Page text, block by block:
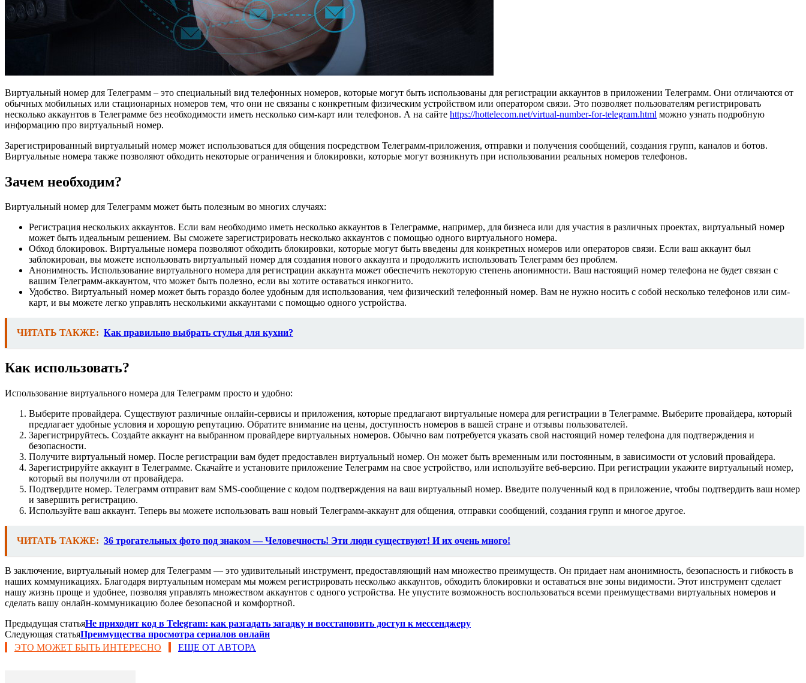
Виртуальный номер для Телеграмм – это специальный вид телефонных номеров, которые могут быть использованы для регистрации аккаунтов в приложении Телеграмм. Они отличаются от
обычных мобильных или стационарных номеров тем, что они не связаны с конкретным физическим устройством или оператором связи. Это позволяет пользователям регистрировать
несколько аккаунтов в Телеграмме без необходимости иметь несколько сим-карт или телефонов. А на сайте https://hottelecom.net/virtual-number-for-telegram.html можно узнать подробную
информацию про виртуальный номер.
Зарегистрированный виртуальный номер может использоваться для общения посредством Телеграмм-приложения, отправки и получения сообщений, создания групп, каналов и ботов.
Виртуальные номера также позволяют обходить некоторые ограничения и блокировки, которые могут возникнуть при использовании реальных номеров телефонов.
Зачем необходим?
Виртуальный номер для Телеграмм может быть полезным во многих случаях:
Регистрация нескольких аккаунтов. Если вам необходимо иметь несколько аккаунтов в Телеграмме, например, для бизнеса или для участия в различных проектах, виртуальный номер
может быть идеальным решением. Вы сможете зарегистрировать несколько аккаунтов с помощью одного виртуального номера.
Обход блокировок. Виртуальные номера позволяют обходить блокировки, которые могут быть введены для конкретных номеров или операторов связи. Если ваш аккаунт был
заблокирован, вы можете использовать виртуальный номер для создания нового аккаунта и продолжить использовать Телеграмм без проблем.
Анонимность. Использование виртуального номера для регистрации аккаунта может обеспечить некоторую степень анонимности. Ваш настоящий номер телефона не будет связан с
вашим Телеграмм-аккаунтом, что может быть полезно, если вы хотите оставаться инкогнито.
Удобство. Виртуальный номер может быть гораздо более удобным для использования, чем физический телефонный номер. Вам не нужно носить с собой несколько телефонов или сим-
карт, и вы можете легко управлять несколькими аккаунтами с помощью одного устройства.
ЧИТАТЬ ТАКЖЕ: Как правильно выбрать стулья для кухни?
Как использовать?
Использование виртуального номера для Телеграмм просто и удобно:
Выберите провайдера. Существуют различные онлайн-сервисы и приложения, которые предлагают виртуальные номера для регистрации в Телеграмме. Выберите провайдера, который
предлагает удобные условия и хорошую репутацию. Обратите внимание на цены, доступность номеров в вашей стране и отзывы пользователей.
Зарегистрируйтесь. Создайте аккаунт на выбранном провайдере виртуальных номеров. Обычно вам потребуется указать свой настоящий номер телефона для подтверждения и
безопасности.
Получите виртуальный номер. После регистрации вам будет предоставлен виртуальный номер. Он может быть временным или постоянным, в зависимости от условий провайдера.
Зарегистрируйте аккаунт в Телеграмме. Скачайте и установите приложение Телеграмм на свое устройство, или используйте веб-версию. При регистрации укажите виртуальный номер,
который вы получили от провайдера.
Подтвердите номер. Телеграмм отправит вам SMS-сообщение с кодом подтверждения на ваш виртуальный номер. Введите полученный код в приложение, чтобы подтвердить ваш номер
и завершить регистрацию.
Используйте ваш аккаунт. Теперь вы можете использовать ваш новый Телеграмм-аккаунт для общения, отправки сообщений, создания групп и многое другое.
ЧИТАТЬ ТАКЖЕ: 36 трогательных фото под знаком — Человечность! Эти люди существуют! И их очень много!
В заключение, виртуальный номер для Телеграмм — это удивительный инструмент, предоставляющий нам множество преимуществ. Он придает нам анонимность, безопасность и гибкость в
наших коммуникациях. Благодаря виртуальным номерам мы можем регистрировать несколько аккаунтов, обходить блокировки и оставаться вне зоны видимости. Этот инструмент сделает
нашу жизнь проще и удобнее, позволяя управлять множеством аккаунтов с одного устройства. Не упустите возможность воспользоваться всеми преимуществами виртуальных номеров и
сделать вашу онлайн-коммуникацию более безопасной и комфортной.
Предыдущая статьяНе приходит код в Telegram: как разгадать загадку и восстановить доступ к мессенджеру
Следующая статьяПреимущества просмотра сериалов онлайн
ЭТО МОЖЕТ БЫТЬ ИНТЕРЕСНО
ЕЩЕ ОТ АВТОРА